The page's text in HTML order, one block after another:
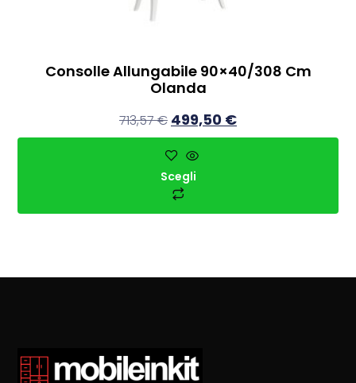
Consolle Allungabile 90×40/308 Cm
Olanda
713,57€ 499,50 €
Scegli